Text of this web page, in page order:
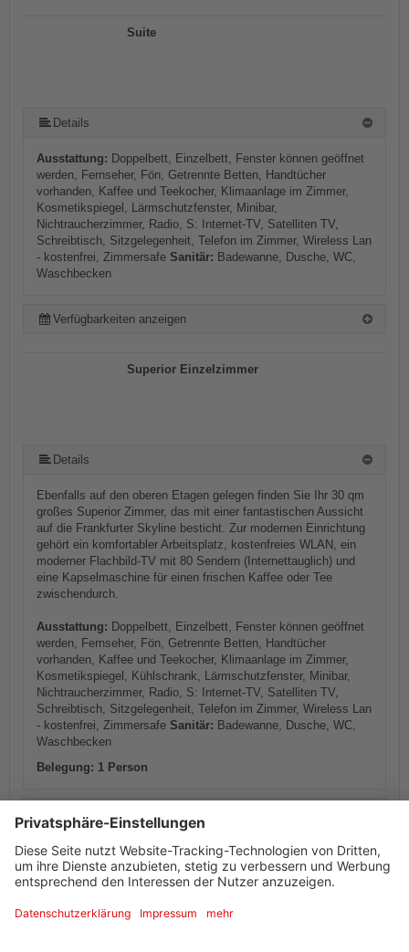
Suite
Details
Ausstattung: Doppelbett, Einzelbett, Fenster können geöffnet
werden, Fernseher, Fön, Getrennte Betten, Handtücher
vorhanden, Kaffee und Teekocher, Klimaanlage im Zimmer,
Kosmetikspiegel, Lärmschutzfenster, Minibar,
Nichtraucherzimmer, Radio, S: Internet-TV, Satelliten TV,
Schreibtisch, Sitzgelegenheit, Telefon im Zimmer, Wireless Lan
- kostenfrei, Zimmersafe Sanitär: Badewanne, Dusche, WC,
Waschbecken
Verfügbarkeiten anzeigen
Superior Einzelzimmer
Details
Ebenfalls auf den oberen Etagen gelegen finden Sie Ihr 30 qm
großes Superior Zimmer, das mit einer fantastischen Aussicht
auf die Frankfurter Skyline besticht. Zur modernen Einrichtung
gehört ein komfortabler Arbeitsplatz, kostenfreies WLAN, ein
moderner Flachbild-TV mit 80 Sendern (Internettauglich) und
eine Kapselmaschine für einen frischen Kaffee oder Tee
zwischendurch.
Ausstattung: Doppelbett, Einzelbett, Fenster können geöffnet
werden, Fernseher, Fön, Getrennte Betten, Handtücher
vorhanden, Kaffee und Teekocher, Klimaanlage im Zimmer,
Kosmetikspiegel, Kühlschrank, Lärmschutzfenster, Minibar,
Nichtraucherzimmer, Radio, S: Internet-TV, Satelliten TV,
Schreibtisch, Sitzgelegenheit, Telefon im Zimmer, Wireless Lan
- kostenfrei, Zimmersafe Sanitär: Badewanne, Dusche, WC,
Waschbecken
Belegung: 1 Person
Informationen von Ihrem Gastgeber